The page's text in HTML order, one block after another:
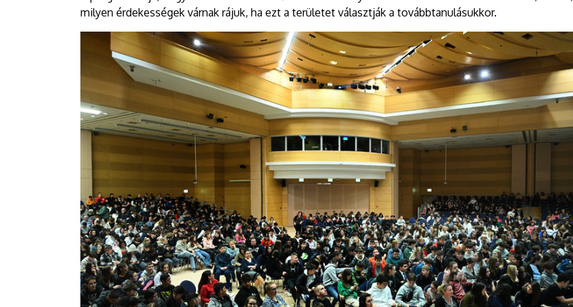
milyen érdekességek várnak rájuk, ha ezt a területet választják a továbbtanulásukkor.